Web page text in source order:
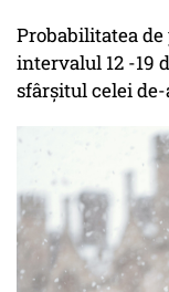
Probabilitatea
intervalul 12 -19
sfârșitul celei